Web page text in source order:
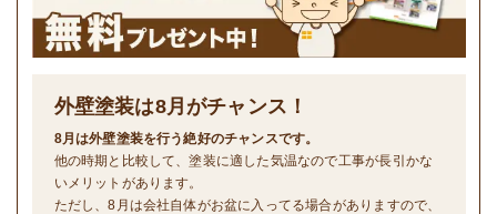
外壁塗装は8月がチャンス！
8月は外壁塗装を行う絶好のチャンスです。
他の時期と比較して、塗装に適した気温なので工事が長引かな
いメリットがあります。
ただし、8月は会社自体がお盆に入ってる場合がありますので、